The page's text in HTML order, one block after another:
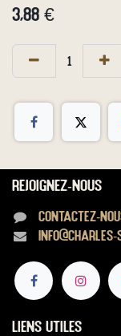
3,88 €
Rejoignez-nous
Contactez-
Liens utiles